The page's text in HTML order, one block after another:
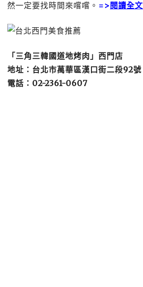
然一定要找時間來嚐嚐。 =>閱讀全文
「三角三韓國道地烤肉」西門店
地址：台北市萬華區漢口街二段92號
電話：02-2361-0607